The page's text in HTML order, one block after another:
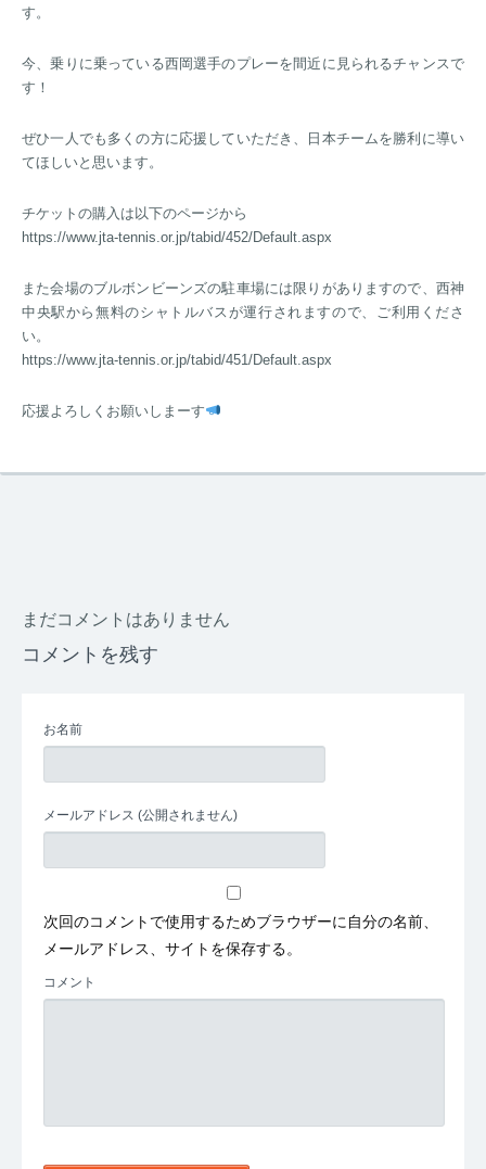
す。
今、乗りに乗っている西岡選手のプレーを間近に見られるチャンスで
す！
ぜひ一人でも多くの方に応援していただき、日本チームを勝利に導い
てほしいと思います。
チケットの購入は以下のページから
https://www.jta-tennis.or.jp/tabid/452/Default.aspx
また会場のブルボンビーンズの駐車場には限りがありますので、西神
中央駅から無料のシャトルバスが運行されますので、ご利用くださ
い。
https://www.jta-tennis.or.jp/tabid/451/Default.aspx
応援よろしくお願いしまーす
まだコメントはありません
コメントを残す
お名前
メールアドレス (公開されません)
次回のコメントで使用するためブラウザーに自分の名前、
メールアドレス、サイトを保存する。
コメント